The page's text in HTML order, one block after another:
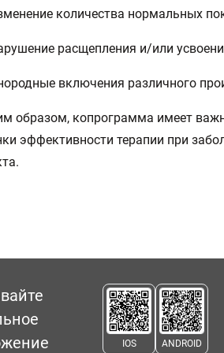
количества нормальных
расщепления и/или
включения различного
образом, копрограмма имеет
эффективности терапии при
IOS ANDROID